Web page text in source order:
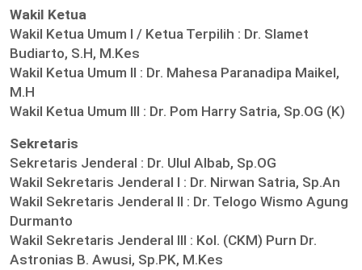
Wakil Ketua
Wakil Ketua Umum I / Ketua Terpilih : Dr. Slamet
Budiarto, S.H, M.Kes
Wakil Ketua Umum II : Dr. Mahesa Paranadipa Maikel,
M.H
Wakil Ketua Umum III : Dr. Pom Harry Satria, Sp.OG (K)
Sekretaris
Sekretaris Jenderal : Dr. Ulul Albab, Sp.OG
Wakil Sekretaris Jenderal I : Dr. Nirwan Satria, Sp.An
Wakil Sekretaris Jenderal II : Dr. Telogo Wismo Agung
Durmanto
Wakil Sekretaris Jenderal III : Kol. (CKM) Purn Dr.
Astronias B. Awusi, Sp.PK, M.Kes